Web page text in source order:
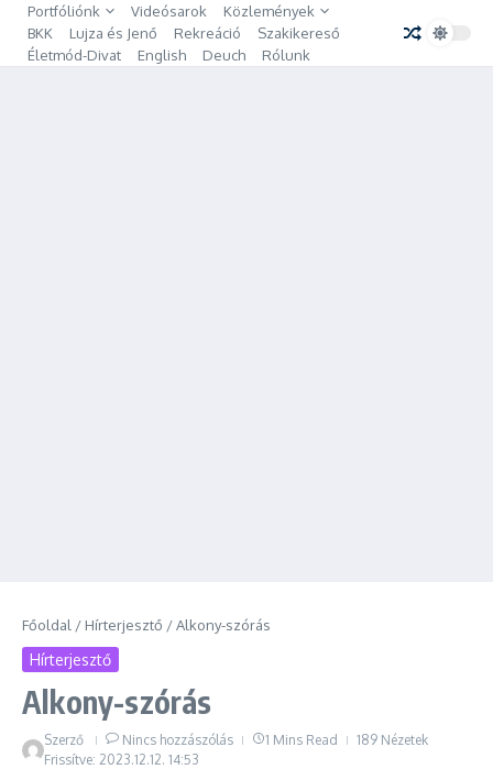
Ugrás a tartalomhoz
Portfóliónk Videósarok
Közlemények
BKK
Lujza és Jenő Rekreáció
Szakikereső
Életmód-Divat
English Deuch Rólunk
Főoldal / Hírterjesztő /Alkony-szórás
Hírterjesztő
Alkony-szórás
Szerző Nincs hozzászólás 1 Mins Read
189 Nézetek
Frissítve: 2023.12.12. 14:53